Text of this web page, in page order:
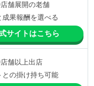
舗展開の老舗
成果報酬を選べる
サイトはこちら
舗以上出店
との掛け持ち可能